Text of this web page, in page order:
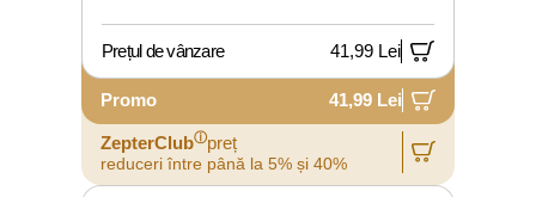
Prețul de vânzare 41,99 Lei
Promo 41,99 Lei
ZepterClubⓘpreț
reduceri între până la 5% și 40%